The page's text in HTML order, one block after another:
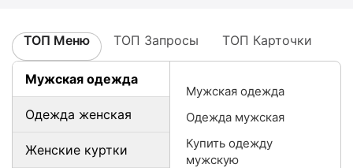
ТОП Меню ТОП Запросы ТОП Карточки
Мужская одежда
Одежда женская
Женские куртки
Мужская одежда
Одежда мужская
Купить одежду
мужскую